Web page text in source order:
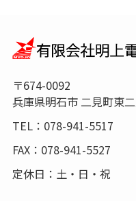
〒674-0092
兵庫県明石市 二見町東
TEL：078-941-5517
FAX：078-941-5527
定休日：土・日・祝